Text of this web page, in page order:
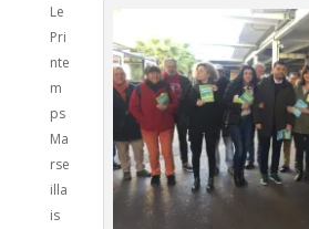
Le
Pri
nte
m
ps
Ma
rse
illa
is